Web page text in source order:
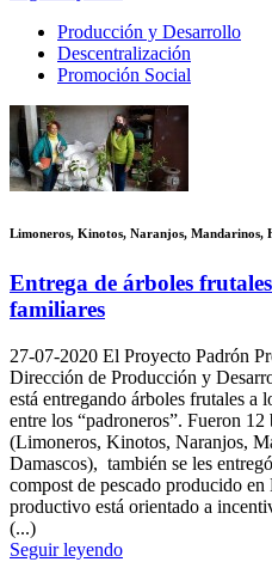
Producción y Desarrollo
Descentralización
Promoción Social
Limoneros, Kinotos, Naranjos, Mandarinos,
Entrega de árboles
familiares
27-07-2020 El Proyecto Padrón
Dirección de Producción y
está entregando árboles frutales a
entre los “padroneros”. Fueron
(Limoneros, Kinotos, Naranjos,
Damascos), también se les
compost de pescado producido
productivo está orientado a
(...)
Seguir leyendo